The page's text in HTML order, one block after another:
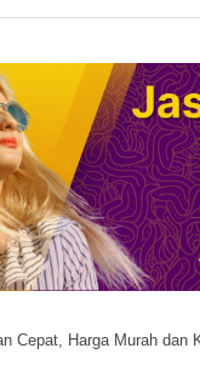
Cepat, Harga Murah dan